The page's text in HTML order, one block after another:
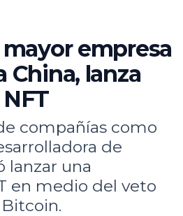
empresa
lanza
compañías como
de
lanzar una
en medio del veto